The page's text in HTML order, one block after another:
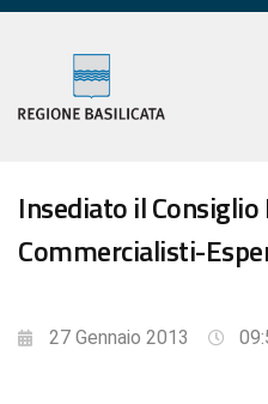
Insediato il
Commercialisti-
27 Gennaio 2013